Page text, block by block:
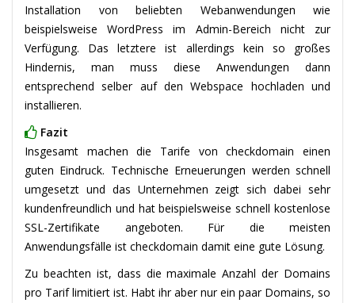
Installation von beliebten Webanwendungen wie
beispielsweise WordPress im Admin-Bereich nicht zur
Verfügung. Das letztere ist allerdings kein so großes
Hindernis, man muss diese Anwendungen dann
entsprechend selber auf den Webspace hochladen und
installieren.
Fazit
Insgesamt machen die Tarife von checkdomain einen
guten Eindruck. Technische Erneuerungen werden schnell
umgesetzt und das Unternehmen zeigt sich dabei sehr
kundenfreundlich und hat beispielsweise schnell kostenlose
SSL-Zertifikate angeboten. Für die meisten
Anwendungsfälle ist checkdomain damit eine gute Lösung.
Zu beachten ist, dass die maximale Anzahl der Domains
pro Tarif limitiert ist. Habt ihr aber nur ein paar Domains, so